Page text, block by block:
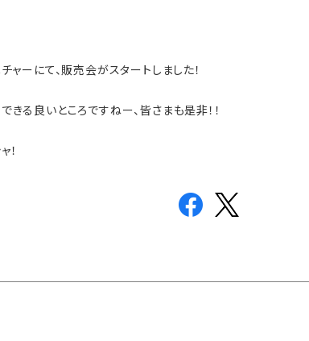
ーにて、販売会がスタートしました！
る良いところですねー、皆さまも是非！！
！